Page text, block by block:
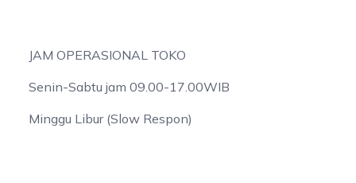
JAM OPERASIONAL TOKO
Senin-Sabtu jam 09.00-17.00WIB
Minggu Libur (Slow Respon)